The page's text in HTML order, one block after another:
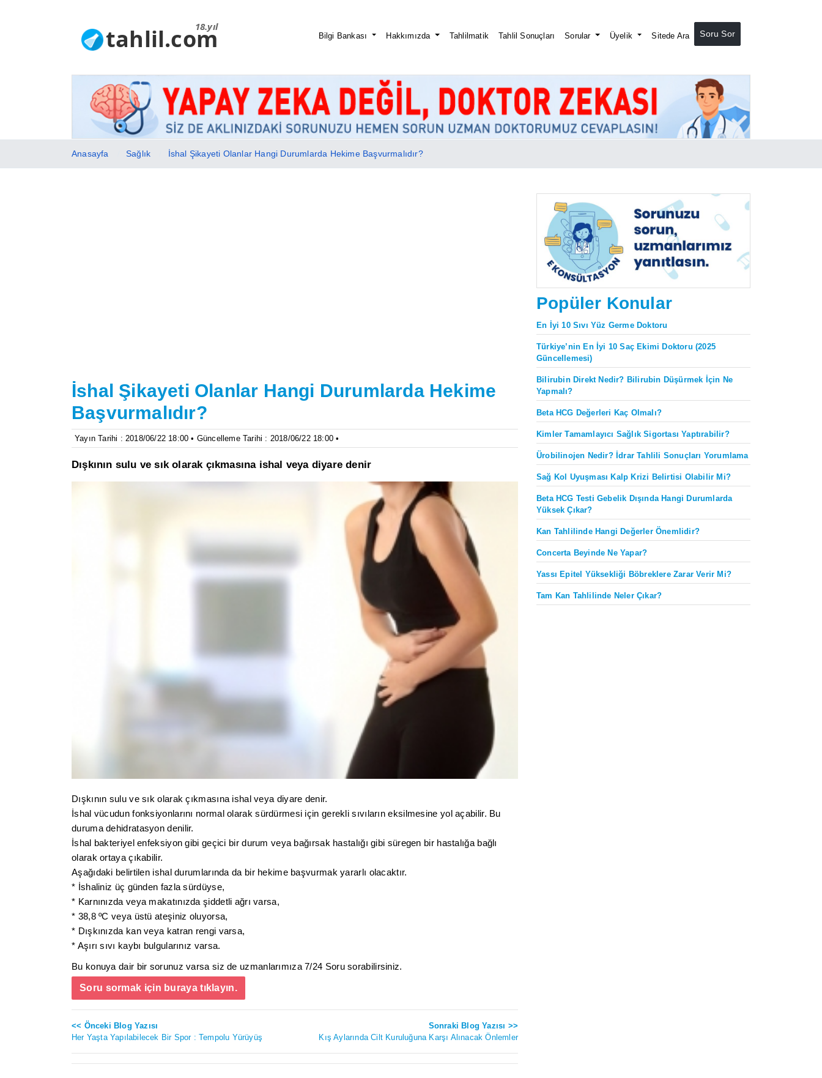
18.yıl
tahlil.com Bilgi Bankası Hakkımızda Tahlilmatik Tahlil Sonuçları Sorular Üyelik Sitede Ara Soru Sor
Anasayfa Sağlık İshal Şikayeti Olanlar Hangi Durumlarda Hekime Başvurmalıdır?
İshal Şikayeti Olanlar Hangi Durumlarda Hekime
Başvurmalıdır?
Yayın Tarihi : 2018/06/22 18:00 • Güncelleme Tarihi : 2018/06/22 18:00 •
Dışkının sulu ve sık olarak çıkmasına ishal veya diyare denir
Dışkının sulu ve sık olarak çıkmasına ishal veya diyare denir.
İshal vücudun fonksiyonlarını normal olarak sürdürmesi için gerekli sıvıların eksilmesine yol açabilir. Bu
duruma dehidratasyon denilir.
İshal bakteriyel enfeksiyon gibi geçici bir durum veya bağırsak hastalığı gibi süregen bir hastalığa bağlı
olarak ortaya çıkabilir.
Aşağıdaki belirtilen ishal durumlarında da bir hekime başvurmak yararlı olacaktır.
* İshaliniz üç günden fazla sürdüyse,
* Karnınızda veya makatınızda şiddetli ağrı varsa,
* 38,8 ºC veya üstü ateşiniz oluyorsa,
* Dışkınızda kan veya katran rengi varsa,
* Aşırı sıvı kaybı bulgularınız varsa.
Bu konuya dair bir sorunuz varsa siz de uzmanlarımıza 7/24 Soru sorabilirsiniz.
Soru sormak için buraya tıklayın.
<< Önceki Blog Yazısı
Her Yaşta Yapılabilecek Bir Spor : Tempolu Yürüyüş
Sonraki Blog Yazısı >>
Kış Aylarında Cilt Kuruluğuna Karşı Alınacak Önlemler
Popüler Konular
En İyi 10 Sıvı Yüz Germe Doktoru
Türkiye’nin En İyi 10 Saç Ekimi Doktoru (2025
Güncellemesi)
Bilirubin Direkt Nedir? Bilirubin Düşürmek İçin Ne
Yapmalı?
Beta HCG Değerleri Kaç Olmalı?
Kimler Tamamlayıcı Sağlık Sigortası Yaptırabilir?
Ürobilinojen Nedir? İdrar Tahlili Sonuçları Yorumlama
Sağ Kol Uyuşması Kalp Krizi Belirtisi Olabilir Mi?
Beta HCG Testi Gebelik Dışında Hangi Durumlarda
Yüksek Çıkar?
Kan Tahlilinde Hangi Değerler Önemlidir?
Concerta Beyinde Ne Yapar?
Yassı Epitel Yüksekliği Böbreklere Zarar Verir Mi?
Tam Kan Tahlilinde Neler Çıkar?